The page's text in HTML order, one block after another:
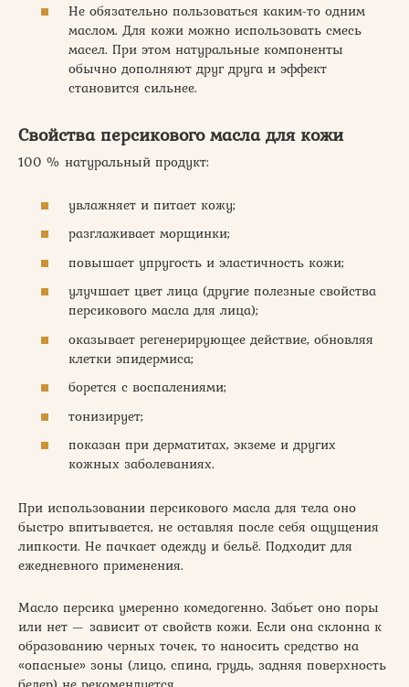
Не обязательно пользоваться каким-то одним
маслом. Для кожи можно использовать смесь
масел. При этом натуральные компоненты
обычно дополняют друг друга и эффект
становится сильнее.
Свойства персикового масла для кожи
100 % натуральный продукт:
увлажняет и питает кожу;
разглаживает морщинки;
повышает упругость и эластичность кожи;
улучшает цвет лица (другие полезные свойства
персикового масла для лица);
оказывает регенерирующее действие, обновляя
клетки эпидермиса;
борется с воспалениями;
тонизирует;
показан при дерматитах, экземе и других
кожных заболеваниях.
При использовании персикового масла для тела оно
быстро впитывается, не оставляя после себя ощущения
липкости. Не пачкает одежду и бельё. Подходит для
ежедневного применения.
Масло персика умеренно комедогенно. Забьет оно поры
или нет — зависит от свойств кожи. Если она склонна к
образованию черных точек, то наносить средство на
«опасные» зоны (лицо, спина, грудь, задняя поверхность